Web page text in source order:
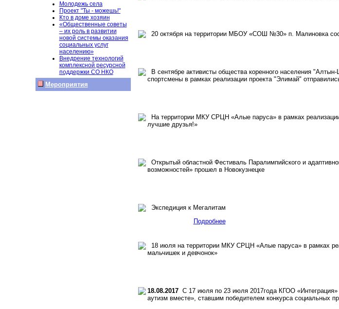
Молодежь села
Проект "Ты - можешь!"
Кто в доме хозяин
«Общественные советы
– их роль в развитии
новой системы оказания
социальных услуг
населению»
Внедрение технологий
комплексной ресурсной
поддержки СО НКО
Мероприятия
20 октября на территории МБОУ «СОШ №30» п. Малиновка
В сентябре активисты общества коренного населения
спортсмены в рамках реализации проекта "Элимай"
На территории МКУ СРЦН «Алые паруса» в рамках
лучшие друзья!»
Открытый областной Фестиваль Паралимпийского и
возможностей» прошел в Новокузнецке
Экспедиция к Мегалитам
Подробнее
18 июля на территории МКУ СРЦН «Алые паруса» в рамках
мальчишек и девчонок»
18.08.2017С 17 июля по 23 июля 2017года КГОО «Интеграция»
аутизм вместе», ставшим победителем конкурса социальных